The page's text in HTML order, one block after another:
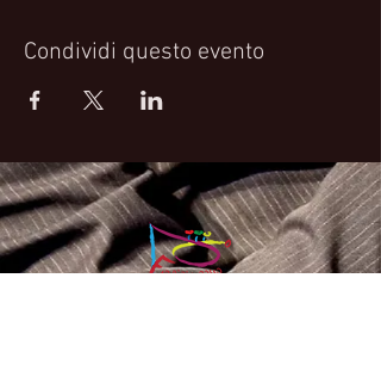
Condividi questo evento